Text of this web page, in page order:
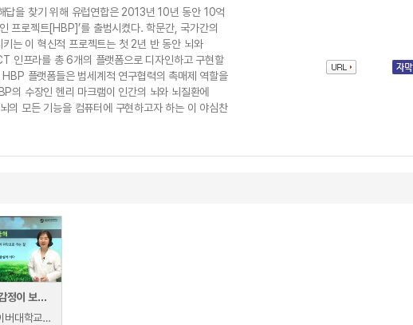
답을 찾기 위해 유럽연합은 2013년 10년 동안 10억
프로젝트[HBP]’를 출범시켰다. 학문간, 국가간의
는 이 혁신적 프로젝트는 첫 2년 반 동안 뇌와
인프라를 총 6개의 플랫폼으로 디자인하고 구현할
플랫폼들은 범세계적 연구협력의 촉매제 역할을
의 수장인 헨리 마크램이 인간의 뇌와 뇌질환에
의 모든 기능을 컴퓨터에 구현하고자 하는 이 야심찬
뇌를 알면 감정이 보인다
글로벌사이버대학교 | 하나현